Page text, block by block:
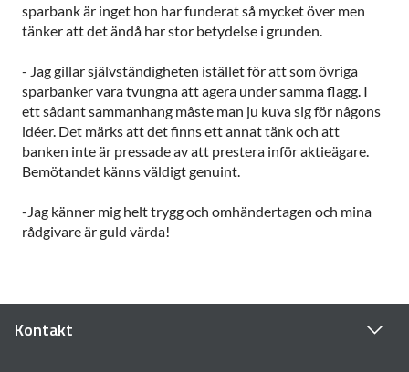
sparbank är inget hon har funderat så mycket över men
tänker att det ändå har stor betydelse i grunden.
- Jag gillar självständigheten istället för att som övriga
sparbanker vara tvungna att agera under samma flagg. I
ett sådant sammanhang måste man ju kuva sig för någons
idéer. Det märks att det finns ett annat tänk och att
banken inte är pressade av att prestera inför aktieägare.
Bemötandet känns väldigt genuint.
-Jag känner mig helt trygg och omhändertagen och mina
rådgivare är guld värda!
Kontakt